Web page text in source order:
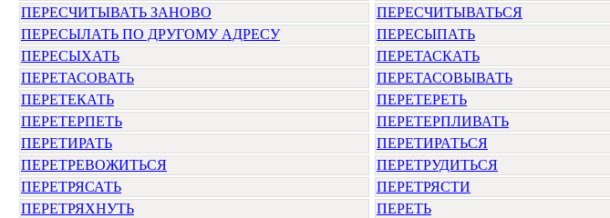
ПЕРЕСЧИТЫВАТЬ ЗАНОВО
ПЕРЕСЧИТЫВАТЬСЯ
ПЕРЕСЫЛАТЬ ПО ДРУГОМУ АДРЕСУ
ПЕРЕСЫПАТЬ
ПЕРЕСЫХАТЬ
ПЕРЕТАСКАТЬ
ПЕРЕТАСОВАТЬ
ПЕРЕТАСОВЫВАТЬ
ПЕРЕТЕКАТЬ
ПЕРЕТЕРЕТЬ
ПЕРЕТЕРПЕТЬ
ПЕРЕТЕРПЛИВАТЬ
ПЕРЕТИРАТЬ
ПЕРЕТИРАТЬСЯ
ПЕРЕТРЕВОЖИТЬСЯ
ПЕРЕТРУДИТЬСЯ
ПЕРЕТРЯСАТЬ
ПЕРЕТРЯСТИ
ПЕРЕТРЯХНУТЬ
ПЕРЕТЬ